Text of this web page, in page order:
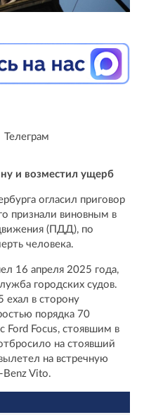
Телеграм
и возместил ущерб
огласил приговор
признали виновным в
(ПДД), по
человека.
16 апреля 2025 года,
городских судов.
ехал в сторону
порядка 70
Ford Focus, стоявшим в
на стоявший
на встречную
Benz Vito.